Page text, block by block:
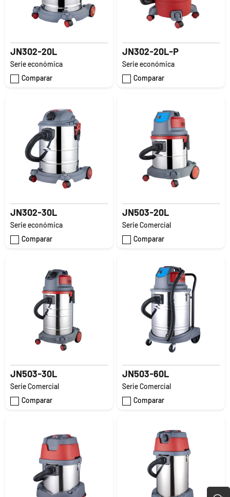
JN302-20L
Serie económica
Comparar
JN302-20L-P
Serie económica
Comparar
JN302-30L
Serie económica
Comparar
JN503-20L
Serie Comercial
Comparar
JN503-30L
Serie Comercial
Comparar
JN503-60L
Serie Comercial
Comparar